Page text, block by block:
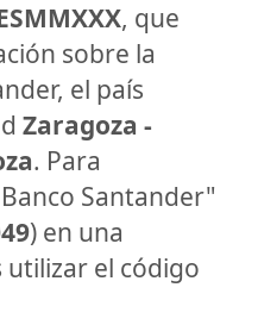
, que
sobre la
el país
Zaragoza -
. Para
Santander"
) en una
el código